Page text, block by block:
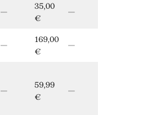
—
35,00
€
—
—
169,00
€
—
—
59,99
€
—